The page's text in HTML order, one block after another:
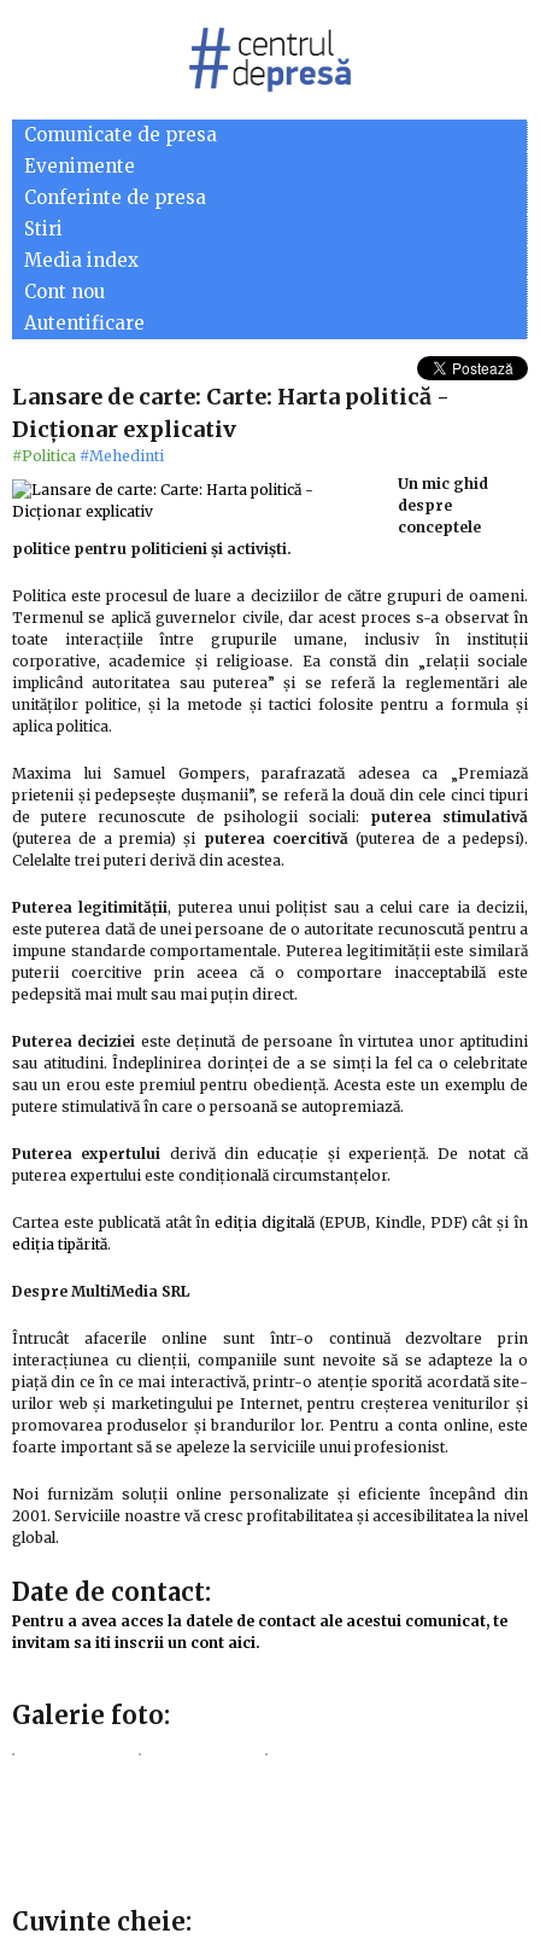
Comunicate de presa
Evenimente
Conferinte de presa
Stiri
Media index
Cont nou
Autentificare
Lansare de carte: Carte: Harta politică -
Dicţionar explicativ
#Politica #Mehedinti
Un mic ghid
despre
conceptele
politice pentru politicieni şi activişti.
Politica este procesul de luare a deciziilor de către grupuri de oameni.
Termenul se aplică guvernelor civile, dar acest proces s-a observat în
toate interacţiile între grupurile umane, inclusiv în instituţii
corporative, academice şi religioase. Ea constă din „relaţii sociale
implicând autoritatea sau puterea” şi se referă la reglementări ale
unităţilor politice, şi la metode şi tactici folosite pentru a formula şi
aplica politica.
Maxima lui Samuel Gompers, parafrazată adesea ca „Premiază
prietenii şi pedepseşte duşmanii”, se referă la două din cele cinci tipuri
de putere recunoscute de psihologii sociali: puterea stimulativă
(puterea de a premia) şi puterea coercitivă(puterea de a pedepsi).
Celelalte trei puteri derivă din acestea.
Puterea legitimităţii, puterea unui poliţist sau a celui care ia decizii,
este puterea dată de unei persoane de o autoritate recunoscută pentru a
impune standarde comportamentale. Puterea legitimităţii este similară
puterii coercitive prin aceea că o comportare inacceptabilă este
pedepsită mai mult sau mai puţin direct.
Puterea deciziei este deţinută de persoane în virtutea unor aptitudini
sau atitudini. Îndeplinirea dorinţei de a se simţi la fel ca o celebritate
sau un erou este premiul pentru obedienţă. Acesta este un exemplu de
putere stimulativă în care o persoană se autopremiază.
Puterea expertului derivă din educaţie şi experienţă. De notat că
puterea expertului este condiţională circumstanţelor.
Cartea este publicată atât înediţia digitală (EPUB, Kindle, PDF) cât și în
ediţia tipărită.
Despre MultiMedia SRL
Întrucât afacerile online sunt într-o continuă dezvoltare prin
interacţiunea cu clienţii, companiile sunt nevoite să se adapteze la o
piaţă din ce în ce mai interactivă, printr-o atenţie sporită acordată site-
urilor web şi marketingului pe Internet, pentru creşterea veniturilor şi
promovarea produselor şi brandurilor lor. Pentru a conta online, este
foarte important să se apeleze la serviciile unui profesionist.
Noi furnizăm soluţii online personalizate şi eficiente începând din
2001. Serviciile noastre vă cresc profitabilitatea şi accesibilitatea la nivel
global.
Date de contact:
Pentru a avea acces la datele de contact ale acestui comunicat, te
invitam sa iti inscrii un cont aici.
Galerie foto:
Cuvinte cheie: